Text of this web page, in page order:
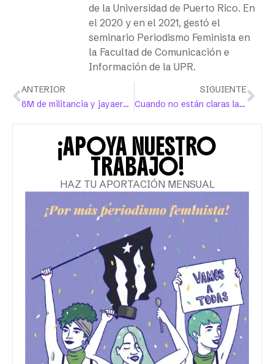
de la Universidad de Puerto Rico. En
el 2020 y en el 2021, gestó el
seminario Periodismo Feminista en
la Facultad de Comunicación e
Información de la UPR.
ANTERIOR
8M de militancia y jayaera por una vida digna
SIGUIENTE
Cuando no están claras las señales de un maltratador
¡APOYA NUESTRO
TRABAJO!
HAZ TU APORTACIÓN MENSUAL